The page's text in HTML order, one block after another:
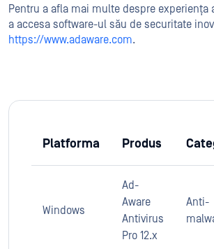
Pentru a afla mai multe despre experiența
a accesa software-ul său de securitate
https://www.adaware.com.
Platforma Produs
Windows
Ad-
Aware
Antivirus
Pro 12.x
Anti-